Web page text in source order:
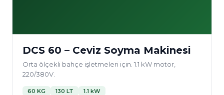
DCS 60 – Ceviz Soyma Makinesi
Orta ölçekli bahçe işletmeleri için. 1.1 kW motor,
220/380V.
60 KG 130 LT 1.1 kW